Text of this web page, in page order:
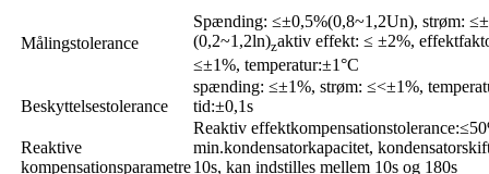
Målingstolerance
Spænding: ≤±0,5%(0,8~1,2Un), strøm:
(0,2~1,2ln)zaktiv effekt: ≤ ±2%,
≤±1%, temperatur:±1°C
Beskyttelsestolerance
spænding: ≤±1%, strøm: ≤<±1%,
tid:±0,1s
Reaktive
kompensationsparametre
Reaktiv
min.kondensatorkapacitet,
10s, kan indstilles mellem 10s og 180s